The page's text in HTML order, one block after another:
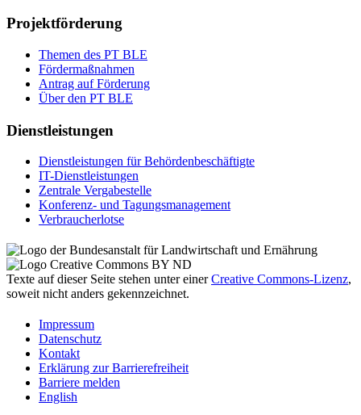
Projektförderung
The­men des PT BLE
För­der­maß­nah­men
An­trag auf För­de­rung
Über den PT BLE
Dienstleistungen
Dienst­leis­tun­gen für Be­hör­den­be­schäf­tig­te
IT-Dienst­leis­tun­gen
Zen­tra­le Ver­ga­be­stel­le
Kon­fe­renz- und Tagungs­management
Ver­brau­cher­lot­se
Texte auf dieser Seite stehen unter einerCreative Commons-Lizenz,
soweit nicht anders gekennzeichnet.
Im­pres­s­um
Da­ten­schutz
Kon­takt
Er­klä­rung zur Bar­rie­re­frei­heit
Bar­rie­re mel­den
English